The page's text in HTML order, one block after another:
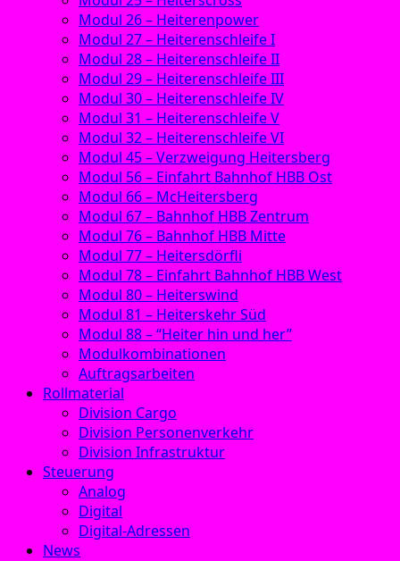
Modul 26 – Heiterenpower
Modul 27 – Heiterenschleife I
Modul 28 – Heiterenschleife II
Modul 29 – Heiterenschleife III
Modul 30 – Heiterenschleife IV
Modul 31 – Heiterenschleife V
Modul 32 – Heiterenschleife VI
Modul 45 – Verzweigung Heitersberg
Modul 56 – Einfahrt Bahnhof HBB Ost
Modul 66 – McHeitersberg
Modul 67 – Bahnhof HBB Zentrum
Modul 76 – Bahnhof HBB Mitte
Modul 77 – Heitersdörfli
Modul 78 – Einfahrt Bahnhof HBB West
Modul 80 – Heiterswind
Modul 81 – Heiterskehr Süd
Modul 88 – “Heiter hin und her”
Modulkombinationen
Auftragsarbeiten
Rollmaterial
Division Cargo
Division Personenverkehr
Division Infrastruktur
Steuerung
Analog
Digital
Digital-Adressen
News